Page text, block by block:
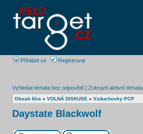
Přihlásit se Registrovat
Vyhledat témata bez odpovědí | Zobrazit aktivní témata
Obsah fóra » VOLNÁ DISKUSE » Vzduchovky PCP
Daystate Blackwolf